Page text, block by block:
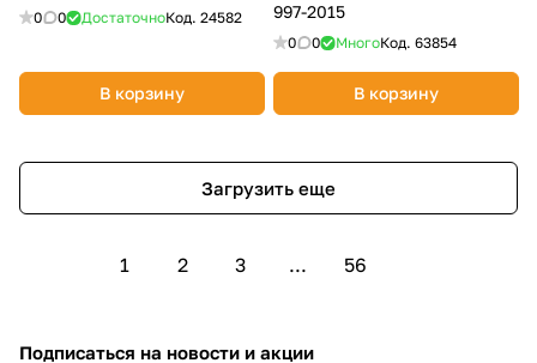
0 0 ДостаточноКод. 24582
В корзину
997-2015
0 0 МногоКод. 63854
В корзину
Загрузить еще
1 2 3 ... 56
Подписаться на новости и акции